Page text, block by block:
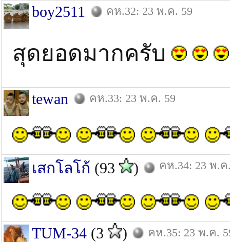
boy2511 คห.32: 23 พ.ค. 59
สุดยอดมากครับ
tewan คห.33: 23 พ.ค. 59
เสกโลโก้ (93 ) คห.34: 23 พ.ค
TUM-34 (3 ) คห.35: 23 พ.ค.